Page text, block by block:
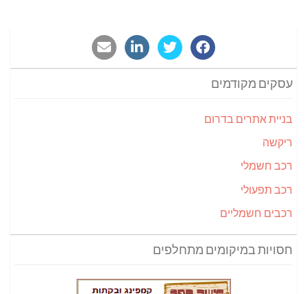
עסקים מקודמים
בניית אתרים בדרום
ריקשה
רכב חשמלי
רכב תפעולי
רכבים חשמליים
חסויות במיקומים מתחלפים